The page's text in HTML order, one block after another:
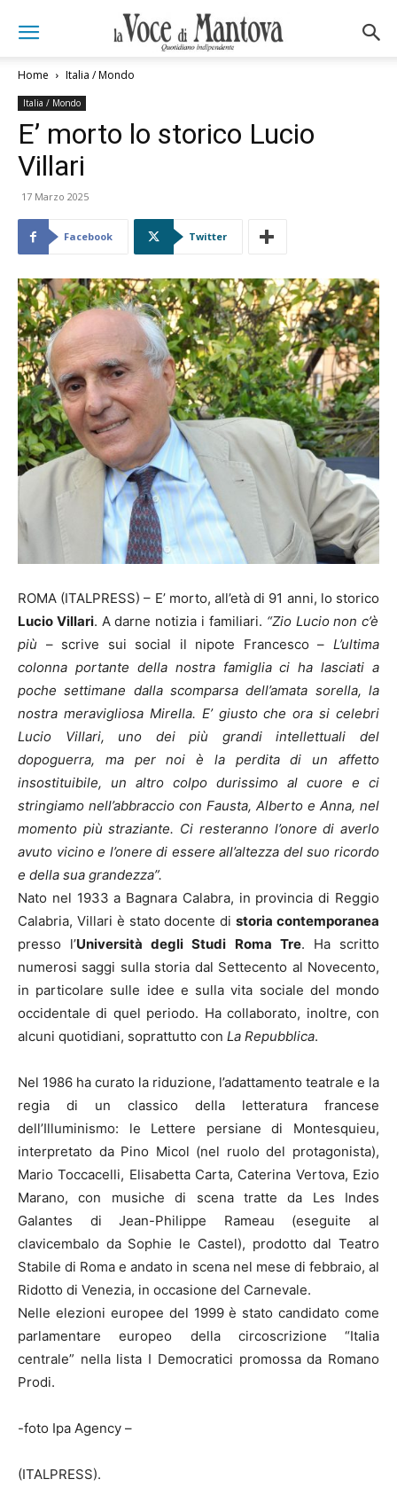
Home Italia / Mondo
Italia / Mondo
E’ morto lo storico Lucio
Villari
17 Marzo 2025
Facebook Twitter
ROMA (ITALPRESS) – E’ morto, all’età di 91 anni, lo storico
Lucio Villari. A darne notizia i familiari. “Zio Lucio non c’è
più – scrive sui social il nipote Francesco – L’ultima
colonna portante della nostra famiglia ci ha lasciati a
poche settimane dalla scomparsa dell’amata sorella, la
nostra meravigliosa Mirella. E’ giusto che ora si celebri
Lucio Villari, uno dei più grandi intellettuali del
dopoguerra, ma per noi è la perdita di un affetto
insostituibile, un altro colpo durissimo al cuore e ci
stringiamo nell’abbraccio con Fausta, Alberto e Anna, nel
momento più straziante. Ci resteranno l’onore di averlo
avuto vicino e l’onere di essere all’altezza del suo ricordo
e della sua grandezza”.
Nato nel 1933 a Bagnara Calabra, in provincia di Reggio
Calabria, Villari è stato docente distoria contemporanea
presso l’Università degli Studi Roma Tre. Ha scritto
numerosi saggi sulla storia dal Settecento al Novecento,
in particolare sulle idee e sulla vita sociale del mondo
occidentale di quel periodo. Ha collaborato, inoltre, con
alcuni quotidiani, soprattutto con La Repubblica.
Nel 1986 ha curato la riduzione, l’adattamento teatrale e la
regia di un classico della letteratura francese
dell’Illuminismo: le Lettere persiane di Montesquieu,
interpretato da Pino Micol (nel ruolo del protagonista),
Mario Toccacelli, Elisabetta Carta, Caterina Vertova, Ezio
Marano, con musiche di scena tratte da Les Indes
Galantes di Jean-Philippe Rameau (eseguite al
clavicembalo da Sophie le Castel), prodotto dal Teatro
Stabile di Roma e andato in scena nel mese di febbraio, al
Ridotto di Venezia, in occasione del Carnevale.
Nelle elezioni europee del 1999 è stato candidato come
parlamentare europeo della circoscrizione “Italia
centrale” nella lista I Democratici promossa da Romano
Prodi.
-foto Ipa Agency –
(ITALPRESS).